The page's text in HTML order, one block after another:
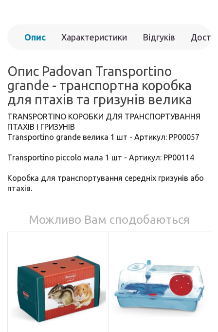
Опис Характеристики Відгуків
Опис Padovan Transportino
grande - транспортна коробка
для птахів та гризунів велика
TRANSPORTINO КОРОБКИ ДЛЯ ТРАНСПОРТУВАННЯ
ПТАХІВ І ГРИЗУНІВ
Transportino grande велика 1 шт - Артикул: PP00057
Transportino piccolo мала 1 шт - Артикул: PP00114
Коробка для транспортування середніх гризунів або
птахів.
Можливо Вам сподобаються